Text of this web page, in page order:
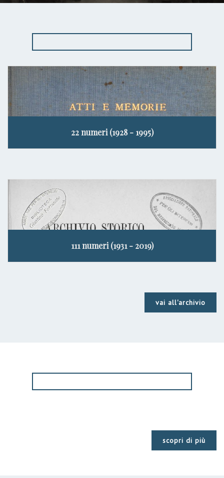
22 numeri (1928 - 1995)
111 numeri (1931 - 2019)
vai all'archivio
scopri di più